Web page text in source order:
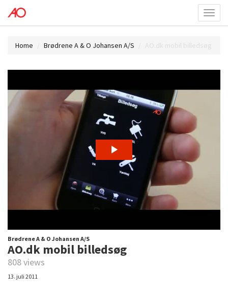
menu
Home Brødrene A & O Johansen A/S AO.dk mobil billedsøg
Brødrene A & O Johansen A/S
AO.dk mobil billedsøg
808 views
13. juli 2011